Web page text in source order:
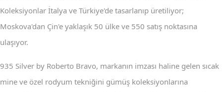
Koleksiyonlar İtalya ve Türkiye'de tasarlanıp üretiliyor;
Moskova'dan Çin'e yaklaşık 50 ülke ve 550 satış noktasına
ulaşıyor.
935 Silver by Roberto Bravo, markanın imzası haline gelen sıcak
mine ve özel rodyum tekniğini gümüş koleksiyonlarına